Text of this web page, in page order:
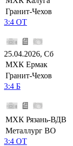
Гранит-Чехов
3:4 ОТ
25.04.2026, Сб
МХК Ермак
Гранит-Чехов
3:4 Б
МХК Рязань-ВДВ
Металлург ВО
3:4 ОТ